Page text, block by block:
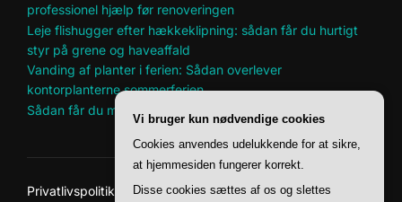
professionel hjælp før renoveringen
Leje flishugger efter hækkeklipning: sådan får du hurtigt
styr på grene og haveaffald
Vanding af planter i ferien: Sådan overlever
kontorplanterne sommerferien
Sådan får du mere plads til hobbyer i et lille hjem
Privatlivspolitik
Vi bruger kun nødvendige cookies
Cookies anvendes udelukkende for at sikre,
at hjemmesiden fungerer korrekt.
Disse cookies sættes af os og slettes